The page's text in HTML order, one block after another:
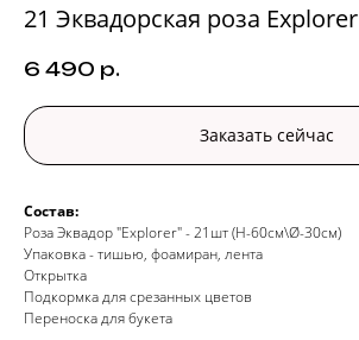
21 Эквадорская роза Explorer
6 490 р.
Заказать сейчас
Состав:
Роза Эквадор "Explorer" - 21шт (H-60см\Ø-30см)
Упаковка - тишью, фоамиран, лента
Открытка
Подкормка для срезанных цветов
Переноска для букета